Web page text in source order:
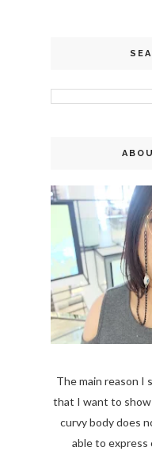
The main reason I
that I want to
curvy body does
able to express